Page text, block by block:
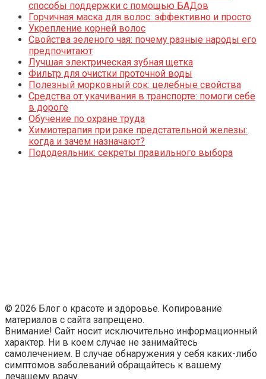
способы поддержки с помощью БАДов
Горчичная маска для волос: эффективно и просто
Укрепление корней волос
Свойства зеленого чая: почему разные народы его
предпочитают
Лучшая электрическая зубная щетка
Фильтр для очистки проточной воды
Полезный морковный сок: целебные свойства
Средства от укачивания в транспорте: помоги себе
в дороге
Обучение по охране труда
Химиотерапия при раке предстательной железы:
когда и зачем назначают?
Пододеяльник: секреты правильного выбора
© 2026 Блог о красоте и здоровье. Копирование
материалов с сайта запрещено.
Внимание! Сайт носит исключительно информационный
характер. Ни в коем случае не занимайтесь
самолечением. В случае обнаружения у себя каких-либо
симптомов заболеваний обращайтесь к вашему
лечащему врачу.